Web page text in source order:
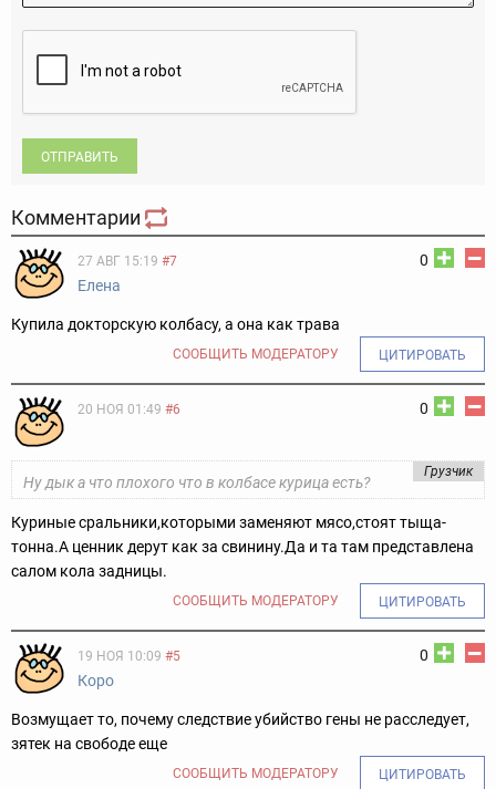
ОТПРАВИТЬ
Комментарии
0
27 АВГ 15:19 #7
Елена
Купила докторскую колбасу, а она как трава
СООБЩИТЬ МОДЕРАТОРУ ЦИТИРОВАТЬ
0
20 НОЯ 01:49 #6
Грузчик
Ну дык а что плохого что в колбасе курица есть?
Куриные cpaльники,которыми заменяют мясо,стоят тыща-
тонна.А ценник дерут как за свинину.Да и та там представлена
салом кола задницы.
СООБЩИТЬ МОДЕРАТОРУ ЦИТИРОВАТЬ
0
19 НОЯ 10:09 #5
Коро
Возмущает то, почему следствие убийство гены не расследует,
зятек на свободе еще
СООБЩИТЬ МОДЕРАТОРУ ЦИТИРОВАТЬ